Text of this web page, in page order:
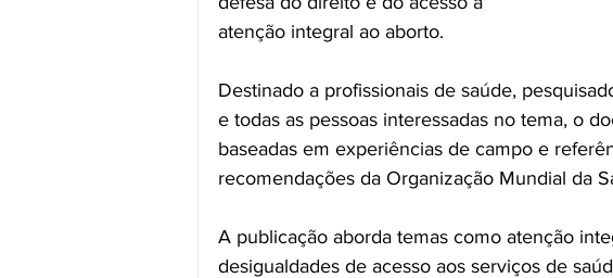
atenção integral ao aborto.
Destinado a profissionais de saúde,
e todas as pessoas interessadas no tema, o
baseadas em experiências de campo e
recomendações da Organização Mundial da
A publicação aborda temas como atenção
desigualdades de acesso aos serviços de